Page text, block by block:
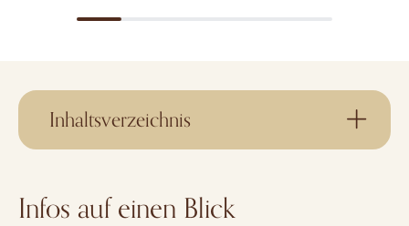
Inhaltsverzeichnis
Infos auf einen Blick